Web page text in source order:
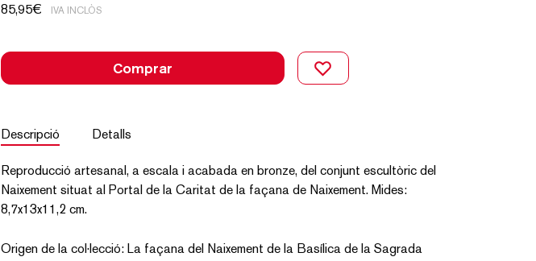
85,95€ IVA INCLÒS
Comprar
Descripció Detalls
Reproducció artesanal, a escala i acabada en bronze, del conjunt escultòric del
Naixement situat al Portal de la Caritat de la façana de Naixement. Mides:
8,7x13x11,2 cm.
Origen de la col·lecció: La façana del Naixement de la Basílica de la Sagrada